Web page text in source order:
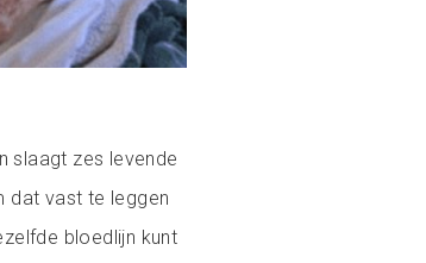
slaagt zes levende
dat vast te leggen
bloedlijn kunt